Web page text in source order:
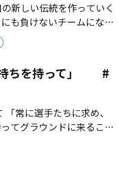
新しい伝統を作っていく
も負けないチームになり
力、機動力は冬の厳しい
もに武相の新しい伝統を
持ちを持って」 #
常に選手たちに求め、
てグラウンドに来るこ
って特別なことはしな
、彼らが自然に感じるこ
て...